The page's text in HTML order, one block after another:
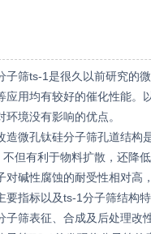
子筛ts-1是很久以前研究的
应用均有较好的催化性能。
环境没有影响的优点。
造微孔钛硅分子筛孔道结构
不但有利于物料扩散，还降
对碱性腐蚀的耐受性相对高
要指标以及ts-1分子筛结构
子筛表征、合成及后处理改